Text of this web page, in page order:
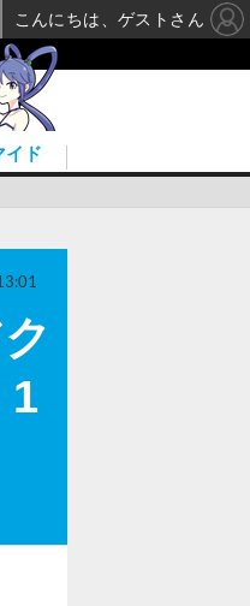
イド
1
こんにちは、ゲストさん